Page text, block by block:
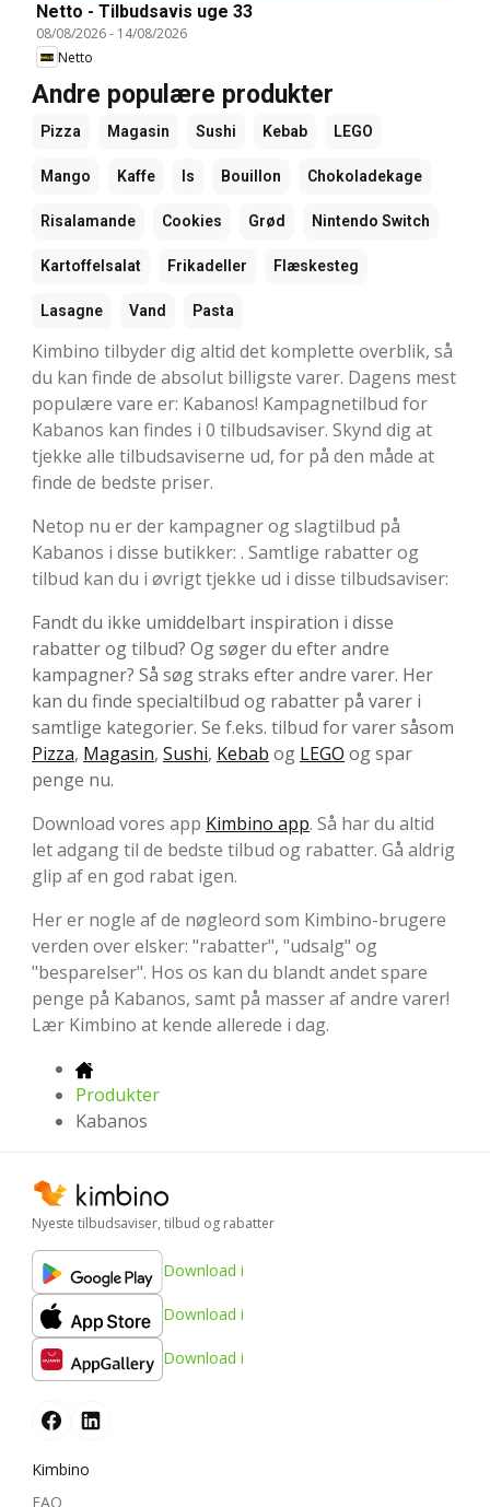
Netto - Tilbudsavis uge 33
08/08/2026- 14/08/2026
Netto
Andre populære produkter
Pizza Magasin Sushi Kebab LEGO
Mango Kaffe Is Bouillon Chokoladekage
Risalamande Cookies Grød Nintendo Switch
Kartoffelsalat Frikadeller Flæskesteg
Lasagne Vand Pasta
Kimbino tilbyder dig altid det komplette overblik, så
du kan finde de absolut billigste varer. Dagens mest
populære vare er: Kabanos! Kampagnetilbud for
Kabanos kan findes i 0 tilbudsaviser. Skynd dig at
tjekke alle tilbudsaviserne ud, for på den måde at
finde de bedste priser.
Netop nu er der kampagner og slagtilbud på
Kabanos i disse butikker: . Samtlige rabatter og
tilbud kan du i øvrigt tjekke ud i disse tilbudsaviser:
Fandt du ikke umiddelbart inspiration i disse
rabatter og tilbud? Og søger du efter andre
kampagner? Så søg straks efter andre varer. Her
kan du finde specialtilbud og rabatter på varer i
samtlige kategorier. Se f.eks. tilbud for varer såsom
Pizza, Magasin, Sushi, Kebab og LEGO og spar
penge nu.
Download vores app Kimbino app. Så har du altid
let adgang til de bedste tilbud og rabatter. Gå aldrig
glip af en god rabat igen.
Her er nogle af de nøgleord som Kimbino-brugere
verden over elsker: "rabatter", "udsalg" og
"besparelser". Hos os kan du blandt andet spare
penge på Kabanos, samt på masser af andre varer!
Lær Kimbino at kende allerede i dag.
Produkter
Kabanos
Nyeste tilbudsaviser, tilbud og rabatter
Download i
Download i
Download i
Kimbino
FAQ